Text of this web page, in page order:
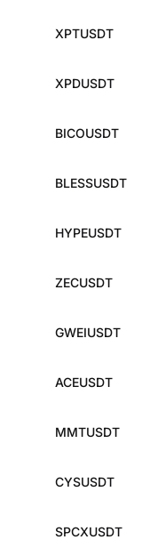
XPTUSDT
XPDUSDT
BICOUSDT
BLESSUSDT
HYPEUSDT
ZECUSDT
GWEIUSDT
ACEUSDT
MMTUSDT
CYSUSDT
SPCXUSDT